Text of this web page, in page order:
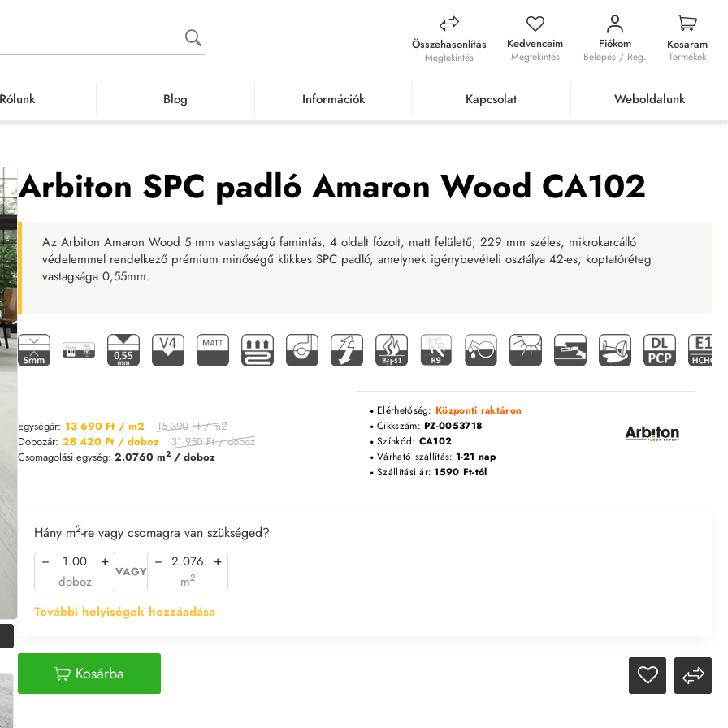
Összehasonlítás
Megtekintés
Kedvenceim
Megtekintés
Fiókom
Belépés / Reg.
Kosaram
Termékek
Rólunk Blog Információk Kapcsolat Weboldalunk
padló Famintás klikkes SPC padló Arbiton SPC padló Amaron Wood CA102
Arbiton SPC padló Amaron Wood CA102
Az Arbiton Amaron Wood 5 mm vastagságú famintás, 4 oldalt fózolt, matt felületű, 229 mm széles, mikrokarcálló
védelemmel rendelkező prémium minőségű klikkes SPC padló, amelynek igénybevételi osztálya 42-es, koptatóréteg
vastagsága 0,55mm.
Egységár: 13 690 Ft / m2 15 390 Ft / m2
Dobozár: 28 420 Ft / doboz 31 950 Ft / doboz
Csomagolási egység:2.0760 m2 / doboz
Elérhetőség:Központi raktáron
Cikkszám:PZ-0053718
Színkód: CA102
Várható szállítás: 1-21 nap
Szállítási ár: 1590 Ft-tól
További helyiségek hozzáadása
Hány m2-re vagy csomagra van szükséged?
− +
doboz
VAGY
− +
m2
Kosárba